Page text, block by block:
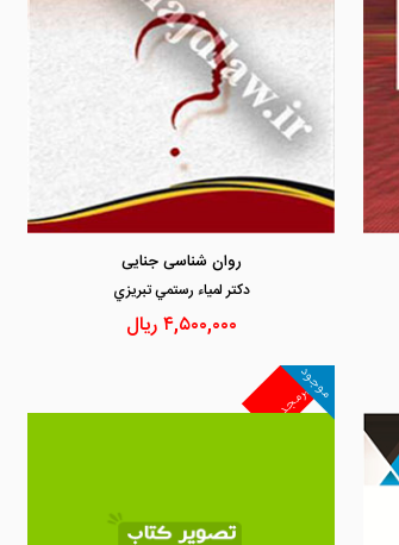
روان شناسی جنایی
دكتر لمياء رستمي تبريزي
۴,۵۰۰,۰۰۰ریال
غیرمجد
موجود